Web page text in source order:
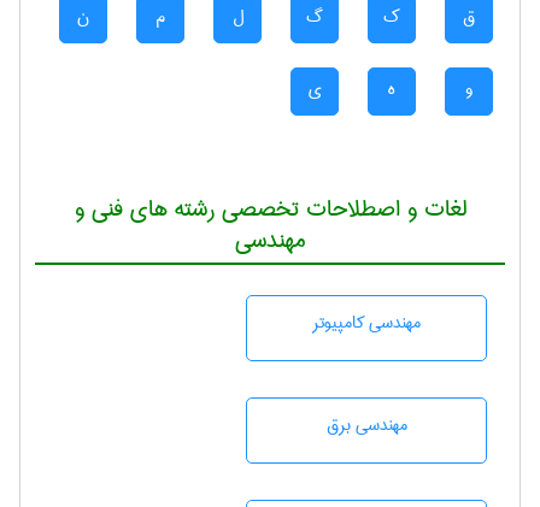
ق ک گ ل م ن
و ه ی
لغات و اصطلاحات تخصصی رشته های فنی و
مهندسی
مهندسی كامپيوتر
مهندسی برق